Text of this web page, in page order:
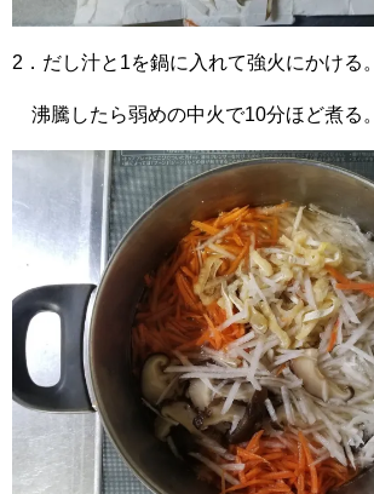
2．だし汁と1を鍋に入れて強火にかける。
沸騰したら弱めの中火で10分ほど煮る。